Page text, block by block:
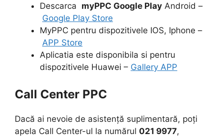
Descarca myPPC Google Play Android –
Google Play Store
MyPPC pentru dispozitivele IOS, Iphone –
APP Store
Aplicatia este disponibila si pentru
dispozitivele Huawei – Gallery APP
Call Center PPC
Dacă ai nevoie de asistență suplimentară, poți
apela Call Center-ul la numărul 021 9977,